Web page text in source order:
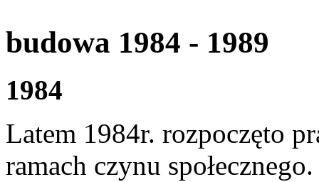
budowa 1984 - 1989
1984
Latem 1984r. rozpoczęto
ramach czynu społecznego.